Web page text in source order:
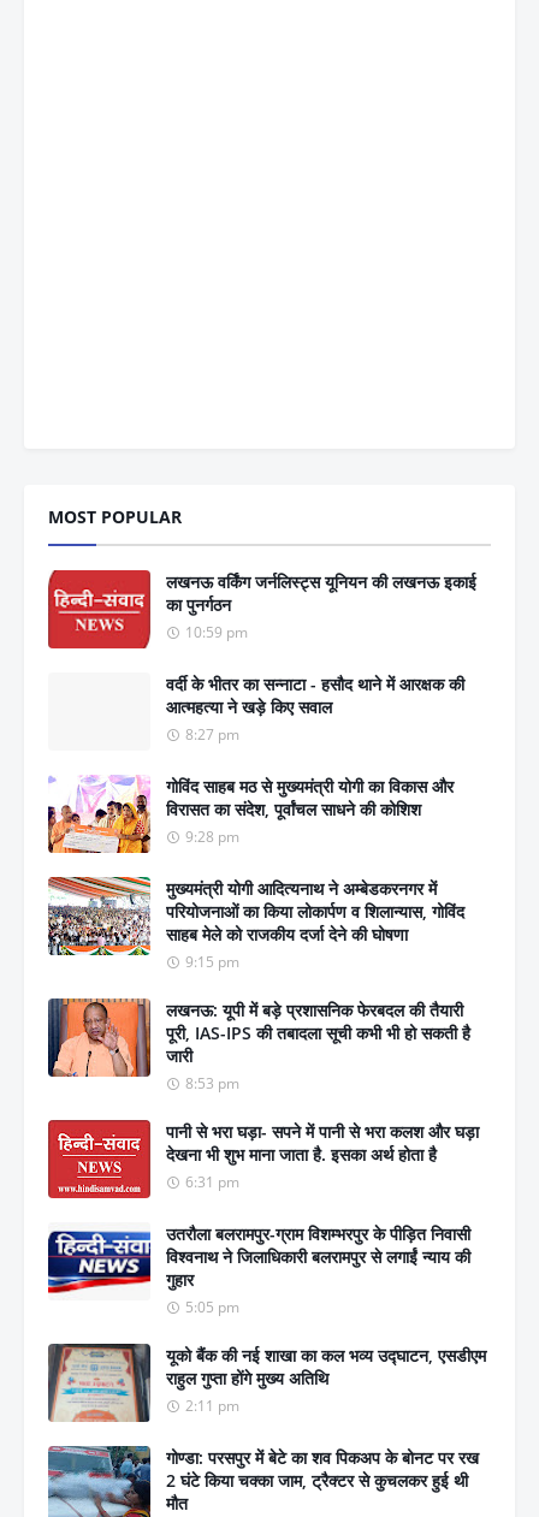
MOST POPULAR
लखनऊ वर्किंग जर्नलिस्ट्स यूनियन की लखनऊ इकाई
का पुनर्गठन
10:59 pm
वर्दी के भीतर का सन्नाटा - हसौद थाने में आरक्षक की
आत्महत्या ने खड़े किए सवाल
8:27 pm
गोविंद साहब मठ से मुख्यमंत्री योगी का विकास और
विरासत का संदेश, पूर्वांचल साधने की कोशिश
9:28 pm
मुख्यमंत्री योगी आदित्यनाथ ने अम्बेडकरनगर में
परियोजनाओं का किया लोकार्पण व शिलान्यास, गोविंद
साहब मेले को राजकीय दर्जा देने की घोषणा
9:15 pm
लखनऊ: यूपी में बड़े प्रशासनिक फेरबदल की तैयारी
पूरी, IAS-IPS की तबादला सूची कभी भी हो सकती है
जारी
8:53 pm
पानी से भरा घड़ा- सपने में पानी से भरा कलश और घड़ा
देखना भी शुभ माना जाता है. इसका अर्थ होता है
6:31 pm
उतरौला बलरामपुर-ग्राम विशम्भरपुर के पीड़ित निवासी
विश्वनाथ ने जिलाधिकारी बलरामपुर से लगाईं न्याय की
गुहार
5:05 pm
यूको बैंक की नई शाखा का कल भव्य उद्घाटन, एसडीएम
राहुल गुप्ता होंगे मुख्य अतिथि
2:11 pm
गोण्डा: परसपुर में बेटे का शव पिकअप के बोनट पर रख
2 घंटे किया चक्का जाम, ट्रैक्टर से कुचलकर हुई थी
मौत